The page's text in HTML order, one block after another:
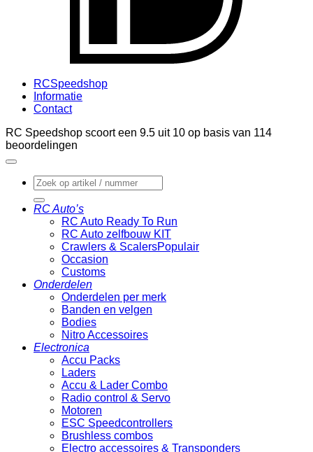
RCSpeedshop
Informatie
Contact
RC Speedshop scoort een 9.5 uit 10 op basis van 114
beoordelingen
Zoeken
naar:
RC Auto’s
RC Auto Ready To Run
RC Auto zelfbouw KIT
Crawlers & Scalers
Occasion
Customs
Onderdelen
Onderdelen per merk
Banden en velgen
Bodies
Nitro Accessoires
Electronica
Accu Packs
Laders
Accu & Lader Combo
Radio control & Servo
Motoren
ESC Speedcontrollers
Brushless combos
Electro accessoires & Transponders